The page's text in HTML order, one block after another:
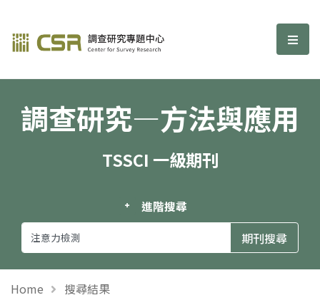
調查研究—方法與應用期刊 選
調查研究—方法與應用
TSSCI 一級期刊
進階搜尋
Home 搜尋結果